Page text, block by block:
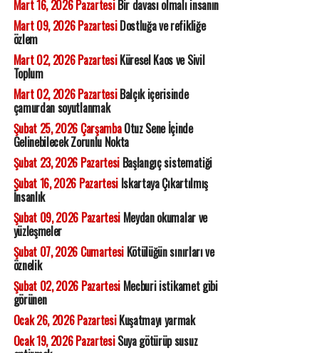
Mart 16, 2026 PazartesiBir davası olmalı insanın
Mart 09, 2026 PazartesiDostluğa ve refikliğe
özlem
Mart 02, 2026 PazartesiKüresel Kaos ve Sivil
Toplum
Mart 02, 2026 PazartesiBalçık içerisinde
çamurdan soyutlanmak
Şubat 25, 2026 ÇarşambaOtuz Sene İçinde
Gelinebilecek Zorunlu Nokta
Şubat 23, 2026 PazartesiBaşlangıç sistematiği
Şubat 16, 2026 PazartesiIskartaya Çıkartılmış
İnsanlık
Şubat 09, 2026 PazartesiMeydan okumalar ve
yüzleşmeler
Şubat 07, 2026 CumartesiKötülüğün sınırları ve
öznelik
Şubat 02, 2026 PazartesiMecburi istikamet gibi
görünen
Ocak 26, 2026 PazartesiKuşatmayı yarmak
Ocak 19, 2026 PazartesiSuya götürüp susuz